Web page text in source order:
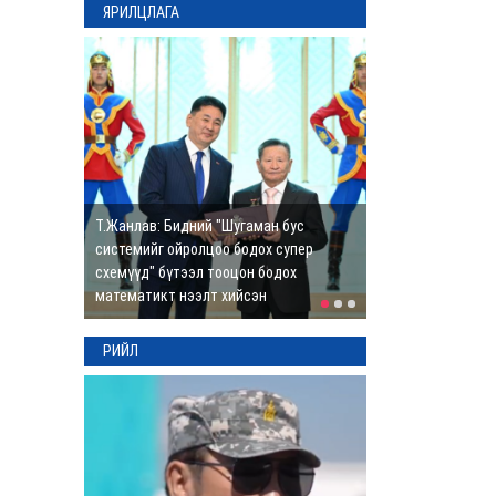
ДАРХАН-УУЛ: Мал
угаалгын аяныг
Дархан суманд
зохион байгуулж
байна
4 цаг
Эко инновац ба ашиг
сонирхлын зөрчил
5 цаг
зугаалахгүй байхыг
анхааруулж байна
5 цаг
ТӨВ: “Эрдэнэс”
хамтлаг "Каннын
ЯРИЛЦЛАГА
Т.Жанлав: Бидний "Шугаман бус
системийг ойролцоо бодох супер
схемүүд" бүтээл тооцон бодох
математикт нээлт хийсэн
РИЙЛ